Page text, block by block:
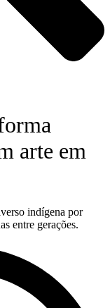
arte em
indígena por
entre gerações.